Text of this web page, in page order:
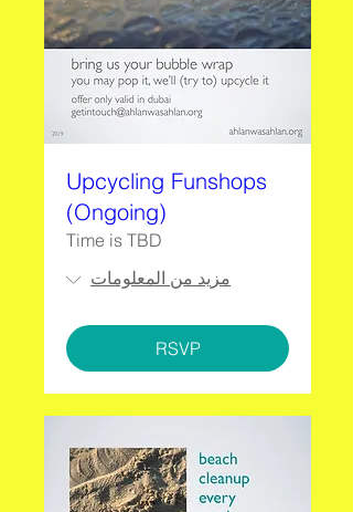
Upcycling Funshops
(Ongoing)
Time is TBD
مزيد من المعلومات
RSVP